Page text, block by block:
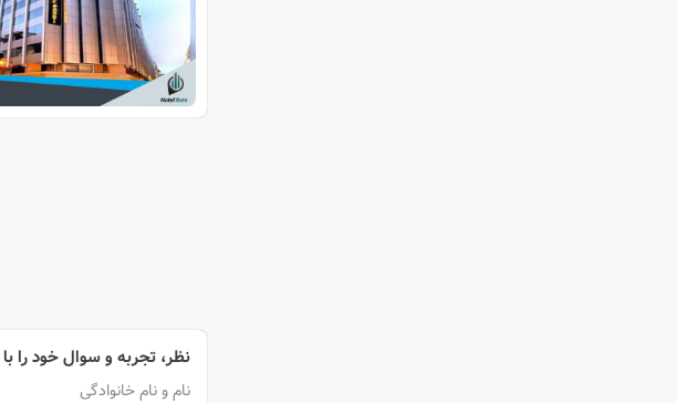
نظر، تجربه و سوال خود را با
نام و نام خانوادگی